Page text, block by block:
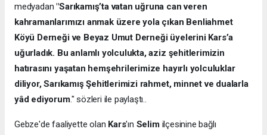
medyadan "Sarıkamış’ta vatan uğruna can veren
kahramanlarımızı anmak üzere yola çıkan Benliahmet
Köyü Derneği ve Beyaz Umut Derneği üyelerini Kars’a
uğurladık. Bu anlamlı yolculukta, aziz şehitlerimizin
hatırasını yaşatan hemşehrilerimize hayırlı yolculuklar
diliyor, Sarıkamış Şehitlerimizi rahmet, minnet ve dualarla
yâd ediyorum." sözleri ile paylaştı..
Gebze'de faaliyette olan Kars'ın Selimilçesinine bağlı